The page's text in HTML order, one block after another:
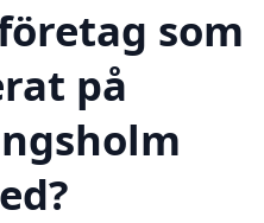
som
på